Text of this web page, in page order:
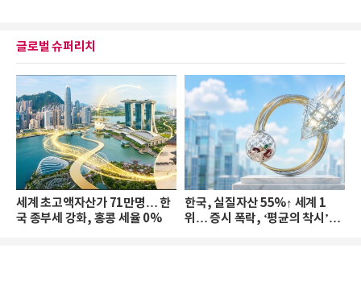
글로벌 슈퍼리치
세계 초고액자산가 71만명… 한
국 종부세 강화, 홍콩 세율 0%
한국, 실질자산 55%↑ 세계 1
위… 증시 폭락, ‘평균의 착시’와